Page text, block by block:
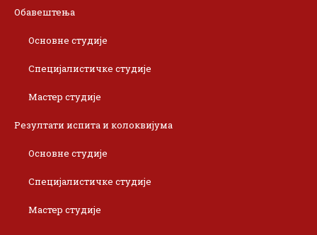
Обавештења
Основне студије
Специјалистичке студије
Мастер студије
Резултати испита и колоквијума
Основне студије
Специјалистичке студије
Мастер студије